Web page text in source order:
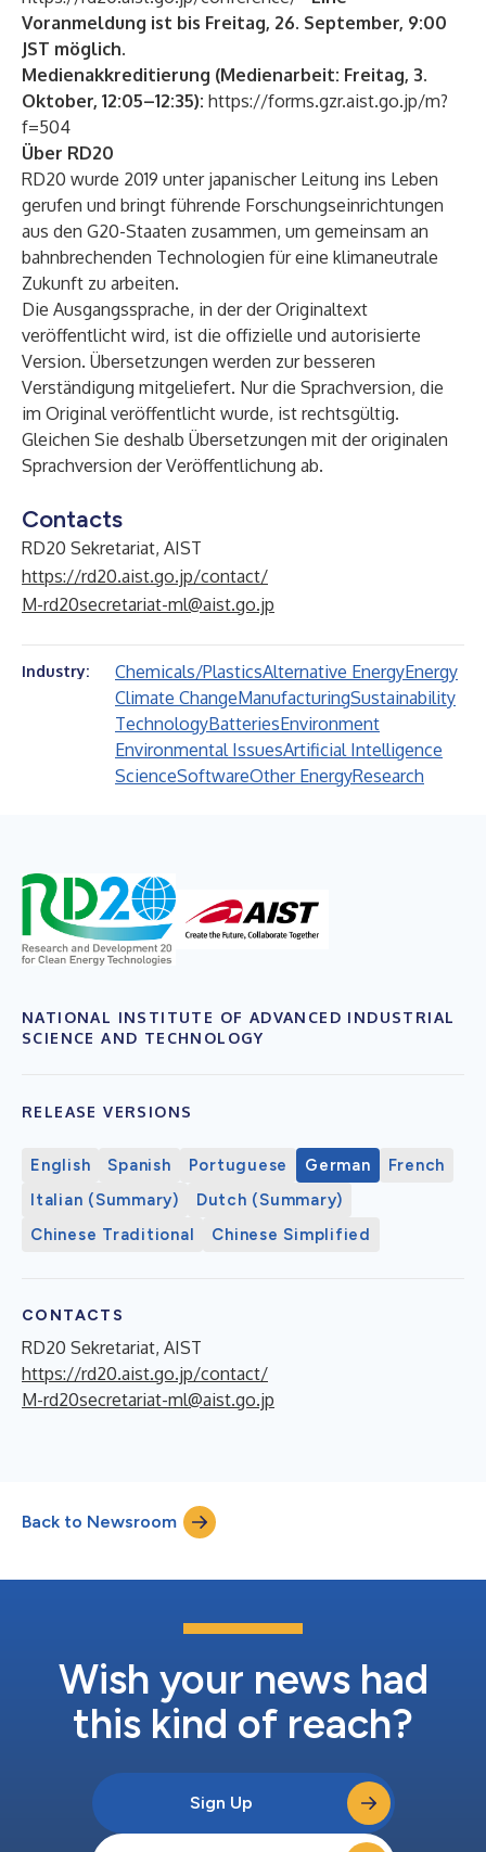
Voranmeldung ist bis Freitag, 26. September, 9:00
JST möglich.
Medienakkreditierung (Medienarbeit: Freitag, 3.
Oktober, 12:05–12:35): https://forms.gzr.aist.go.jp/m?
f=504
Über RD20
RD20 wurde 2019 unter japanischer Leitung ins Leben
gerufen und bringt führende Forschungseinrichtungen
aus den G20-Staaten zusammen, um gemeinsam an
bahnbrechenden Technologien für eine klimaneutrale
Zukunft zu arbeiten.
Die Ausgangssprache, in der der Originaltext
veröffentlicht wird, ist die offizielle und autorisierte
Version. Übersetzungen werden zur besseren
Verständigung mitgeliefert. Nur die Sprachversion, die
im Original veröffentlicht wurde, ist rechtsgültig.
Gleichen Sie deshalb Übersetzungen mit der originalen
Sprachversion der Veröffentlichung ab.
Contacts
RD20 Sekretariat, AIST
https://rd20.aist.go.jp/contact/
M-rd20secretariat-ml@aist.go.jp
Industry: Chemicals/PlasticsAlternative EnergyEnergy
Climate ChangeManufacturingSustainability
TechnologyBatteriesEnvironment
Environmental IssuesArtificial Intelligence
ScienceSoftwareOther EnergyResearch
NATIONAL INSTITUTE OF ADVANCED INDUSTRIAL
SCIENCE AND TECHNOLOGY
RELEASE VERSIONS
English Spanish Portuguese German
French
Italian (Summary)
Dutch (Summary)
Chinese Traditional
Chinese Simplified
CONTACTS
RD20 Sekretariat, AIST
https://rd20.aist.go.jp/contact/
M-rd20secretariat-ml@aist.go.jp
Back to Newsroom
Wish your news had
this kind of reach?
Sign Up